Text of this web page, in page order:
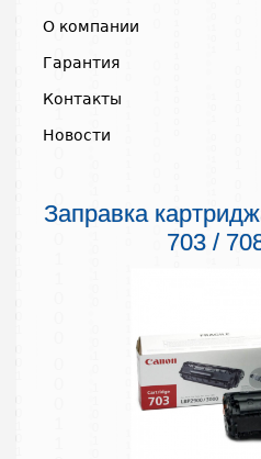
О компании
Гарантия
Контакты
Новости
Заправка
703 /